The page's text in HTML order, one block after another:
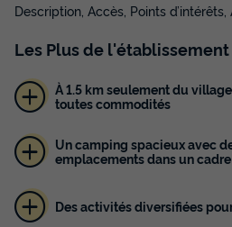
Voir les
Description, Accès, Points
Les Plusde l'établissement
À 1.5 km seulement du
toutes commodités
Un camping spacieux avec
emplacements dans un
Des activités diversifiées